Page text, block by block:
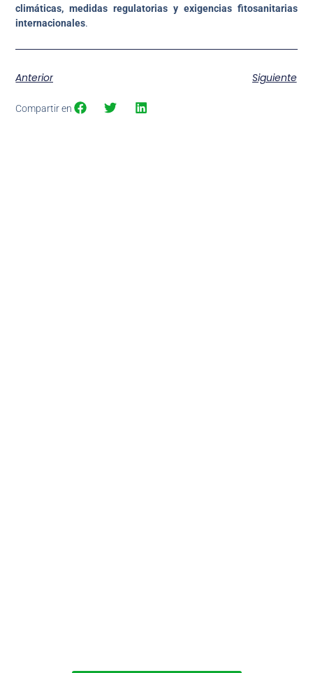
climáticas, medidas regulatorias y exigencias fitosanitarias
internacionales.
Anterior Siguiente
Compartir en